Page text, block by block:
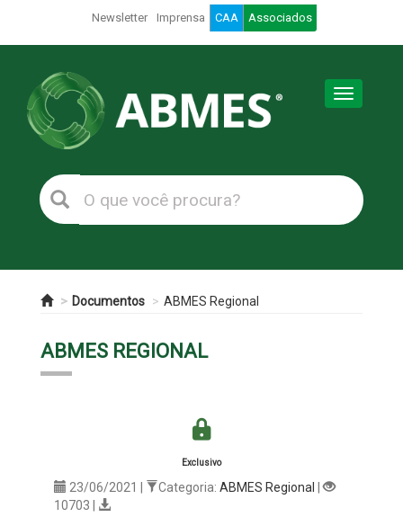
Newsletter Imprensa CAA Associados
Toggle
Documentos ABMES Regional
ABMES REGIONAL
Exclusivo
23/06/2021 | Categoria: ABMES Regional
|
10703 |